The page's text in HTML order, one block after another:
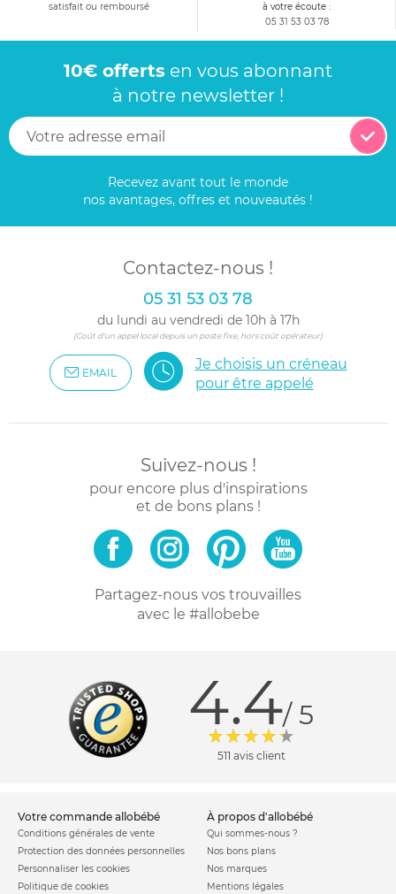
satisfait ou remboursé
à votre écoute :
05 31 53 03 78
10€ offerts en vous abonnant
à notre newsletter !
Recevez avant tout le monde
nos avantages, offres et nouveautés !
Contactez-nous !
05 31 53 03 78
du lundi au vendredi de 10h à 17h
(Coût d'un appel local depuis un poste fixe, hors coût opérateur)
EMAIL
Je choisis un créneau
pour être appelé
Suivez-nous !
pour encore plus d'inspirations
et de bons plans !
Partagez-nous vos trouvailles
avec le #allobebe
4.4/ 5
511 avis client
votre commande allobébé
Conditions générales de vente
Protection des données personnelles
Personnaliser les cookies
Politique de cookies
à propos d'allobébé
Qui sommes-nous ?
Nos bons plans
Nos marques
Mentions légales